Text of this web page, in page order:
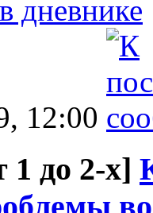
дневнике
12:00
1 до 2-х]